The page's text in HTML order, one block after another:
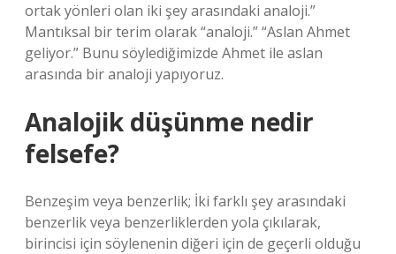
ortak yönleri olan iki şey arasındaki analoji.”
Mantıksal bir terim olarak “analoji.” “Aslan Ahmet
geliyor.” Bunu söylediğimizde Ahmet ile aslan
arasında bir analoji yapıyoruz.
Analojik düşünme nedir
felsefe?
Benzeşim veya benzerlik; İki farklı şey arasındaki
benzerlik veya benzerliklerden yola çıkılarak,
birincisi için söylenenin diğeri için de geçerli olduğu